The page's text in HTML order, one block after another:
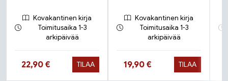
Kovakantinen kirja
Toimitusaika 1-3
arkipäivää
Hinta nyt
22,90 € TILAA
Kovakantinen kirja
Toimitusaika 1-3
arkipäivää
Hinta nyt
19,90 € TILAA